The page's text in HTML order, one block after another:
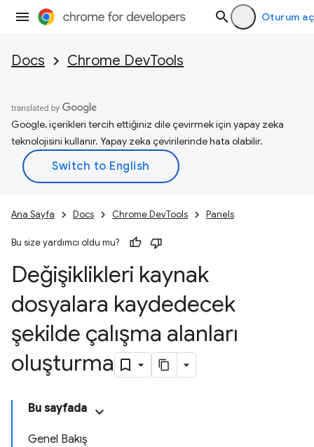
Oturum aç
Docs Chrome DevTools
Google, içerikleri tercih ettiğiniz dile çevirmek için yapay zeka
teknolojisini kullanır. Yapay zeka çevirilerinde hata olabilir.
Ana Sayfa Docs Chrome DevTools Panels
Bu size yardımcı oldu mu?
Değişiklikleri kaynak
dosyalara kaydedecek
şekilde çalışma alanları
oluşturma
Bu sayfada
Genel Bakış